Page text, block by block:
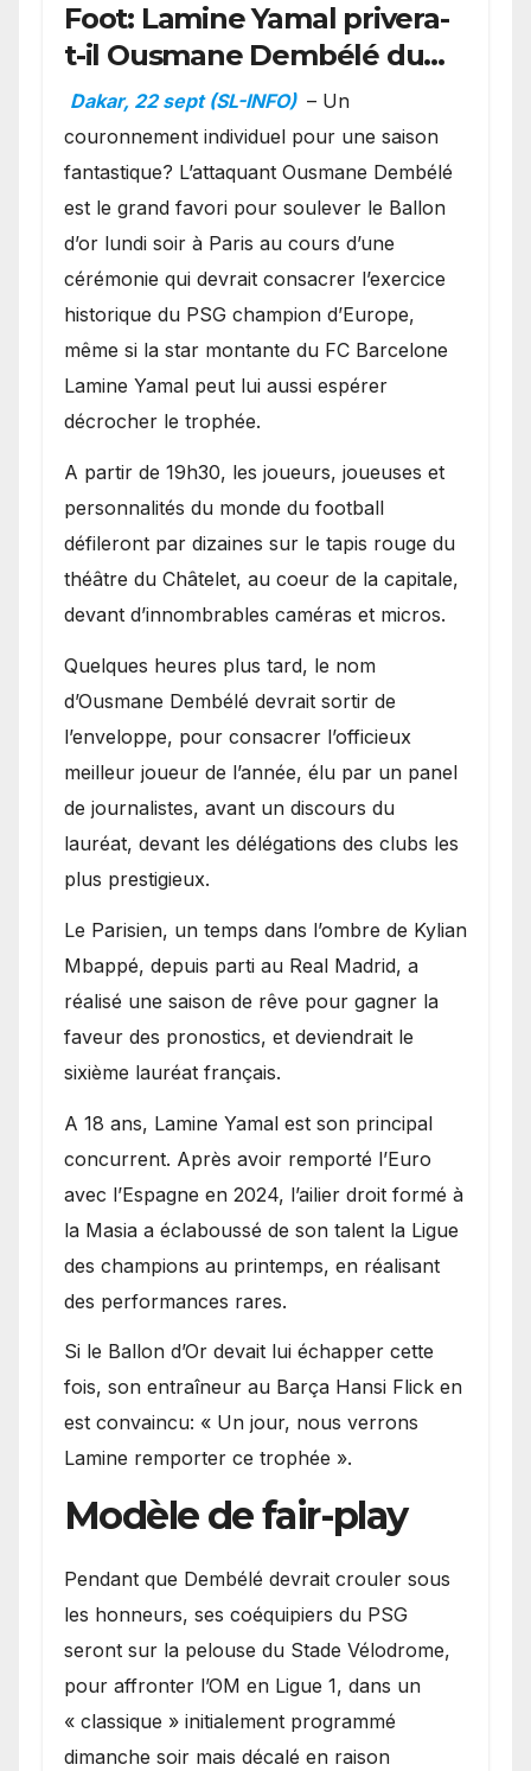
Foot: Lamine Yamal privera-
t-il Ousmane Dembélé du
Ballon d’or ?
Dakar, 22 sept (SL-INFO) – Un
couronnement individuel pour une saison
fantastique? L’attaquant Ousmane Dembélé
est le grand favori pour soulever le Ballon
d’or lundi soir à Paris au cours d’une
cérémonie qui devrait consacrer l’exercice
historique du PSG champion d’Europe,
même si la star montante du FC Barcelone
Lamine Yamal peut lui aussi espérer
décrocher le trophée.
A partir de 19h30, les joueurs, joueuses et
personnalités du monde du football
défileront par dizaines sur le tapis rouge du
théâtre du Châtelet, au coeur de la capitale,
devant d’innombrables caméras et micros.
Quelques heures plus tard, le nom
d’Ousmane Dembélé devrait sortir de
l’enveloppe, pour consacrer l’officieux
meilleur joueur de l’année, élu par un panel
de journalistes, avant un discours du
lauréat, devant les délégations des clubs les
plus prestigieux.
Le Parisien, un temps dans l’ombre de Kylian
Mbappé, depuis parti au Real Madrid, a
réalisé une saison de rêve pour gagner la
faveur des pronostics, et deviendrait le
sixième lauréat français.
A 18 ans, Lamine Yamal est son principal
concurrent. Après avoir remporté l’Euro
avec l’Espagne en 2024, l’ailier droit formé à
la Masia a éclaboussé de son talent la Ligue
des champions au printemps, en réalisant
des performances rares.
Si le Ballon d’Or devait lui échapper cette
fois, son entraîneur au Barça Hansi Flick en
est convaincu: « Un jour, nous verrons
Lamine remporter ce trophée ».
Modèle de fair-play
Pendant que Dembélé devrait crouler sous
les honneurs, ses coéquipiers du PSG
seront sur la pelouse du Stade Vélodrome,
pour affronter l’OM en Ligue 1, dans un
« classique » initialement programmé
dimanche soir mais décalé en raison